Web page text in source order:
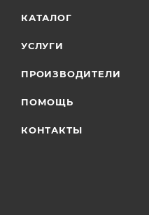
КАТАЛОГ
УСЛУГИ
ПРОИЗВОДИТЕЛИ
ПОМОЩЬ
КОНТАКТЫ